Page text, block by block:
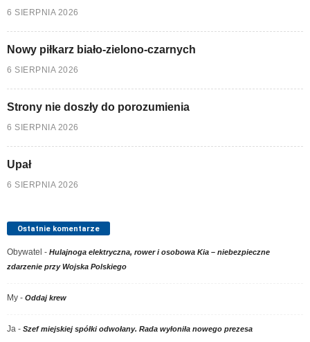
6 SIERPNIA 2026
Nowy piłkarz biało-zielono-czarnych
6 SIERPNIA 2026
Strony nie doszły do porozumienia
6 SIERPNIA 2026
Upał
6 SIERPNIA 2026
Ostatnie komentarze
Obywatel - Hulajnoga elektryczna, rower i osobowa Kia – niebezpieczne
zdarzenie przy Wojska Polskiego
My - Oddaj krew
Ja - Szef miejskiej spółki odwołany. Rada wyłoniła nowego prezesa